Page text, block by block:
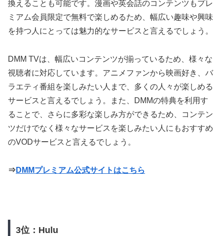
換えることも可能です。漫画や英会話のコンテンツもプレ
ミアム会員限定で無料で楽しめるため、幅広い趣味や興味
を持つ人にとっては魅力的なサービスと言えるでしょう。
DMM TVは、幅広いコンテンツが揃っているため、様々な
視聴者に対応しています。アニメファンから映画好き、バ
ラエティ番組を楽しみたい人まで、多くの人々が楽しめる
サービスと言えるでしょう。また、DMMの特典を利用す
ることで、さらに多彩な楽しみ方ができるため、コンテン
ツだけでなく様々なサービスを楽しみたい人にもおすすめ
のVODサービスと言えるでしょう。
⇒ DMMプレミアム公式サイトはこちら
3位：Hulu